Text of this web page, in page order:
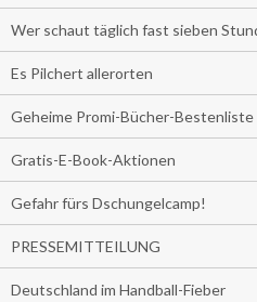
Wer schaut täglich fast sieben
Es Pilchert allerorten
Geheime Promi-Bücher-Bestenliste
Gratis-E-Book-Aktionen
Gefahr fürs Dschungelcamp!
PRESSEMITTEILUNG
Deutschland im Handball-Fieber